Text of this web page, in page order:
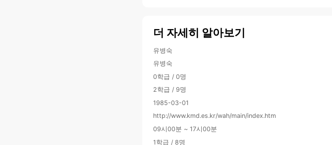
더 자세히 알아보기
유병숙
유병숙
0학급 / 0명
2학급 / 9명
1985-03-01
http://www.kmd.es.kr/wah/main/index.htm
09시00분 ~ 17시00분
1학급 / 8명